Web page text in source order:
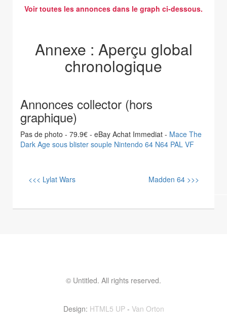
Voir toutes les annonces dans le graph ci-dessous.
Annexe : Aperçu global
chronologique
Annonces collector (hors
graphique)
Pas de photo - 79.9€ - eBay Achat Immediat - Mace The
Dark Age sous blister souple Nintendo 64 N64 PAL VF
<<< Lylat Wars Madden 64 >>>
© Untitled. All rights reserved.
Design: HTML5 UP- Van Orton